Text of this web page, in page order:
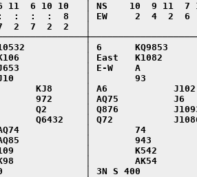
11  6 10 10   │ NS    10  9 11
:  :  :  8   │ EW     2  4  2
2  7  2  2   │
│ 6      KQ9853
│ East   K1082
│ E-W    A
│        93
KJ8      │ A6
972      │ AQ75          J6
Q2       │ Q876
Q6432    │ Q72
│        74
│        943
│        K542
│        AK54
│ 3N S 400